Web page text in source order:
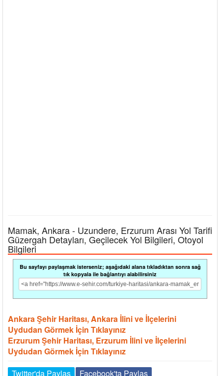
Mamak, Ankara - Uzundere, Erzurum Arası Yol Tarifi
Güzergah Detayları, Geçilecek Yol Bilgileri, Otoyol
Bilgileri
Bu sayfayı paylaşmak isterseniz; aşağıdaki alana tıkladıktan sonra sağ
tık kopyala ile bağlantıyı alabilirsiniz
Ankara Şehir Haritası, Ankara İlini ve İlçelerini
Uydudan Görmek İçin Tıklayınız
Erzurum Şehir Haritası, Erzurum İlini ve İlçelerini
Uydudan Görmek İçin Tıklayınız
Twitter'da Paylaş
Facebook'ta Paylaş